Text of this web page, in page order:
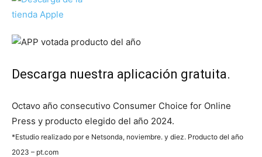
Descarga nuestra aplicación gratuita.
Octavo año consecutivo Consumer Choice for Online
Press y producto elegido del año 2024.
*Estudio realizado por e Netsonda, noviembre. y diez. Producto del año
2023 – pt.com